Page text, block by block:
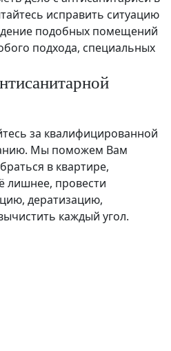
исправить ситуацию
подобных помещений
подхода, специальных
за квалифицированной
Мы поможем Вам
в квартире,
лишнее, провести
дератизацию,
каждый угол.